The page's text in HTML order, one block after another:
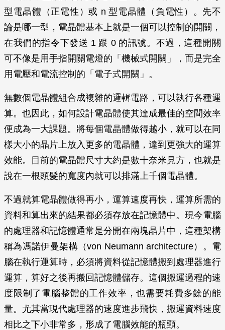
型電晶體（正電性）或 n 型電晶體（負電性）。先不
論是哪一型，電晶體基本上就是一個可以控制的開關，
在我們的指令下發送 1 跟 0 的訊號。不過，這種開關
可不像是用手指開關電燈的「機械式開關」，而是完全
用電壓和電流控制的「電子式開關」。
無數個電晶體組合成複雜的邏輯電路，可以執行各種運
算。也因此，如何設計電晶體使其達成最佳的空間效率
便成為一大課題。將每個電晶體做得越小，就可以在同
樣大小的晶片上放入更多的電晶體，達到更強大的運算
效能。目前的電晶體尺寸大約是數十奈米見方，也就是
說在一根頭髮的寬度內就可以排滿上千個電晶體。
不過就算電晶體做得再小，運算速度再快，運算所需的
資料和算出來的結果都必須存放在記憶體中。現今電腦
的處理器和記憶體通常是分開在兩塊晶片中，這種架構
稱為馮諾伊曼架構（von Neumann architecture）。電
腦在執行運算時，必須將資料從記憶體搬到處理器進行
運算，算好之後再搬回記憶體儲存。這個搬運過程的速
度限制了電腦整體的工作效率，也需要耗費多餘的能
量。尤其當現代處理器的速度進步飛快，搬運資料速度
相比之下小非常多，形成了電腦效能的瓶頸。